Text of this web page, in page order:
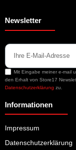
Newsletter
Mit Eingabe meiner e-mail
den Erhalt von Store17
Datenschutzerklärung zu.
Informationen
Impressum
Datenschutzerklärung